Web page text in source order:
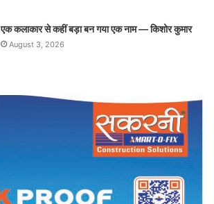
एक कलाकार से कहीं बड़ा बन गया एक नाम — किशोर कुमार
August 3, 2026